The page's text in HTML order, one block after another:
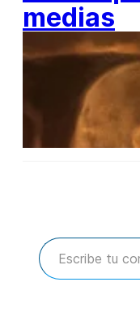
medias
Escribe tu correo electrónico…